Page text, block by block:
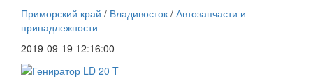
Приморский край / Владивосток / Автозапчасти и
принадлежности
2019-09-19 12:16:00